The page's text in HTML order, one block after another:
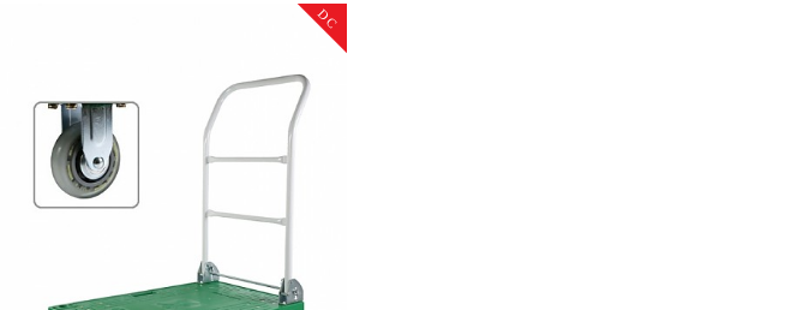
개인/법정안전장비
관리.설비.페인트
DC